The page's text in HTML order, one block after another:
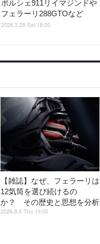
ポルシェ911リイマジンドや
フェラーリ288GTOなど
2026.3.28 Sat 18:00
【雑誌】なぜ、フェラーリは
12気筒を選び続けるの
か？ その歴史と思想を分析
2026.8.6 Thu 19:00